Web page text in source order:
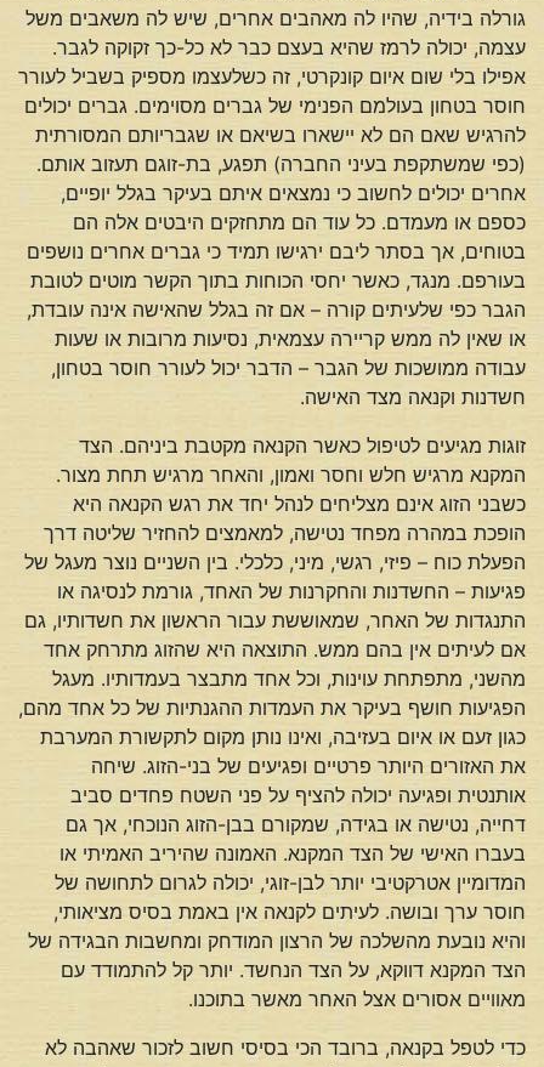
גורלה בידיה, שהיו לה מאהבים אחרים, שיש לה משאבים משל
עצמה, יכולה לרמז שהיא בעצם כבר לא כל-כך זקוקה לגבר.
אפילו בלי שום איום קונקרטי, זה כשלעצמו מספיק בשביל לעורר
חוסר בטחון בעולמם הפנימי של גברים מסוימים. גברים יכולים
להרגיש שאם הם לא יישארו בשיאם או שגבריותם המסורתית
(כפי שמשתקפת בעיני החברה) תפגע, בת-זוגם תעזוב אותם.
אחרים יכולים לחשוב כי נמצאים איתם בעיקר בגלל יופיים,
כספם או מעמדם. כל עוד הם מתחזקים היבטים אלה הם
בטוחים, אך בסתר ליבם ירגישו תמיד כי גברים אחרים נושפים
בעורפם. מנגד, כאשר יחסי הכוחות בתוך הקשר מוטים לטובת
הגבר כפי שלעיתים קורה – אם זה בגלל שהאישה אינה עובדת,
או שאין לה ממש קריירה עצמאית, נסיעות מרובות או שעות
עבודה ממושכות של הגבר – הדבר יכול לעורר חוסר בטחון,
חשדנות וקנאה מצד האישה.
זוגות מגיעים לטיפול כאשר הקנאה מקטבת ביניהם. הצד
המקנא מרגיש חלש וחסר ואמון, והאחר מרגיש תחת מצור.
כשבני הזוג אינם מצליחים לנהל יחד את רגש הקנאה היא
הופכת במהרה מפחד נטישה, למאמצים להחזיר שליטה דרך
הפעלת כוח – פיזי, רגשי, מיני, כלכלי. בין השניים נוצר מעגל של
פגיעות – החשדנות והחקרנות של האחד, גורמת לנסיגה או
התנגדות של האחר, שמאוששת עבור הראשון את חשדותיו, גם
אם לעיתים אין בהם ממש. התוצאה היא שהזוג מתרחק אחד
מהשני, מתפתחת עוינות, וכל אחד מתבצר בעמדותיו. מעגל
הפגיעות חושף בעיקר את העמדות ההגנתיות של כל אחד מהם,
כגון זעם או איום בעזיבה, ואינו נותן מקום לתקשורת המערבת
את האזורים היותר פרטיים ופגיעים של בני-הזוג. שיחה
אותנטית ופגיעה יכולה להציף על פני השטח פחדים סביב
דחייה, נטישה או בגידה, שמקורם בבן-הזוג הנוכחי, אך גם
בעברו האישי של הצד המקנא. האמונה שהיריב האמיתי או
המדומיין אטרקטיבי יותר לבן-זוגי, יכולה לגרום לתחושה של
חוסר ערך ובושה. לעיתים לקנאה אין באמת בסיס מציאותי,
והיא נובעת מהשלכה של הרצון המודחק ומחשבות הבגידה של
הצד המקנא דווקא, על הצד הנחשד. יותר קל להתמודד עם
מאוויים אסורים אצל האחר מאשר בתוכנו.
כדי לטפל בקנאה, ברובד הכי בסיסי חשוב לזכור שאהבה לא